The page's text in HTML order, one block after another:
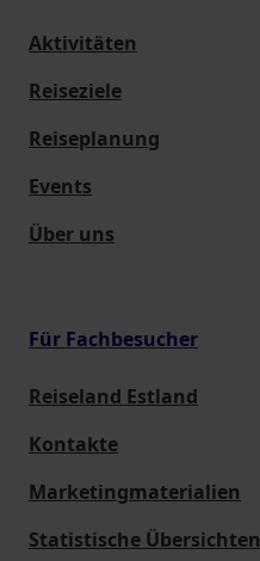
Aktivitäten
Reiseziele
Reiseplanung
Events
Über uns
Für Fachbesucher
Reiseland Estland
Kontakte
Marketingmaterialien
Statistische Übersichten